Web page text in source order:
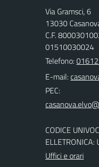
Via Gramsci, 6
13030
C.F.
01510030024
Telefono:
E-mail:
PEC:
CODICE
ELLETRONICA:
Uffici e orari